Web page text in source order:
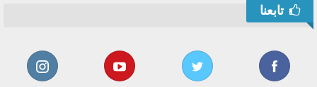
تابعنا